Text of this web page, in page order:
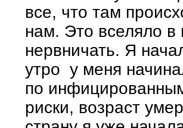
все, что там
нам. Это вселяло
нервничать. Я
утро у меня
по
риски, возраст